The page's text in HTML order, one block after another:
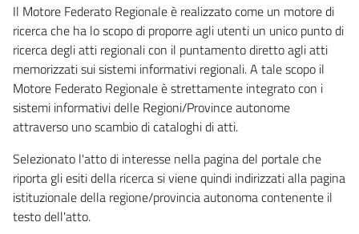
Il Motore Federato Regionale è realizzato come un motore di
ricerca che ha lo scopo di proporre agli utenti un unico punto di
ricerca degli atti regionali con il puntamento diretto agli atti
memorizzati sui sistemi informativi regionali. A tale scopo il
Motore Federato Regionale è strettamente integrato con i
sistemi informativi delle Regioni/Province autonome
attraverso uno scambio di cataloghi di atti.
Selezionato l'atto di interesse nella pagina del portale che
riporta gli esiti della ricerca si viene quindi indirizzati alla pagina
istituzionale della regione/provincia autonoma contenente il
testo dell'atto.